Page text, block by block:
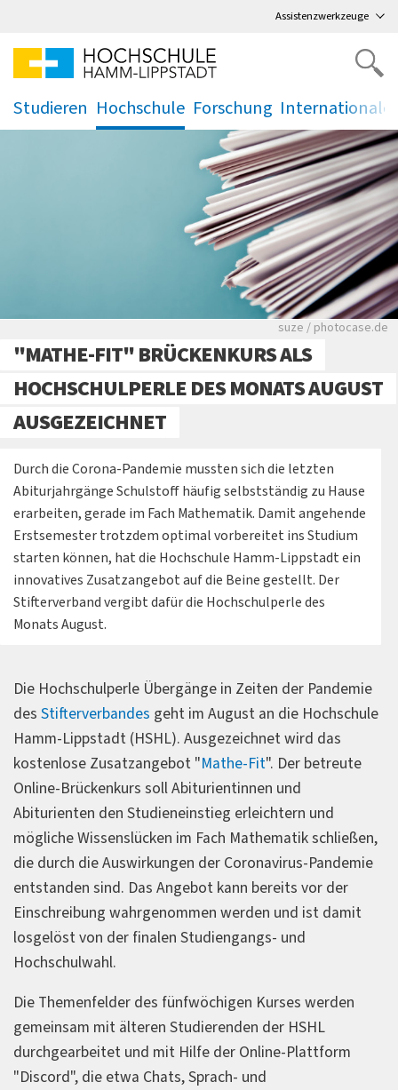
Assistenzwerkzeuge
Studieren
.
Hochschule
.
Forschung
. .
Viele Zeitungen.
suze / photocase.de
"MATHE-FIT" BRÜCKENKURS ALS
HOCHSCHULPERLE DES MONATS AUGUST
AUSGEZEICHNET
Durch die Corona-Pandemie mussten sich die letzten
Abiturjahrgänge Schulstoff häufig selbstständig zu Hause
erarbeiten, gerade im Fach Mathematik. Damit angehende
Erstsemester trotzdem optimal vorbereitet ins Studium
starten können, hat die Hochschule Hamm-Lippstadt ein
innovatives Zusatzangebot auf die Beine gestellt. Der
Stifterverband vergibt dafür die Hochschulperle des
Monats August.
Die Hochschulperle Übergänge in Zeiten der Pandemie
des Stifterverbandes geht im August an die Hochschule
Hamm-Lippstadt (HSHL). Ausgezeichnet wird das
kostenlose Zusatzangebot "Mathe-Fit". Der betreute
Online-Brückenkurs soll Abiturientinnen und
Abiturienten den Studieneinstieg erleichtern und
mögliche Wissenslücken im Fach Mathematik schließen,
die durch die Auswirkungen der Coronavirus-Pandemie
entstanden sind. Das Angebot kann bereits vor der
Einschreibung wahrgenommen werden und ist damit
losgelöst von der finalen Studiengangs- und
Hochschulwahl.
Die Themenfelder des fünfwöchigen Kurses werden
gemeinsam mit älteren Studierenden der HSHL
durchgearbeitet und mit Hilfe der Online-Plattform
"Discord", die etwa Chats, Sprach- und